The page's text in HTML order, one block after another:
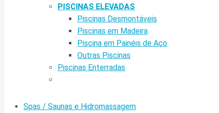
PISCINAS ELEVADAS
Piscinas Desmontáveis
Piscinas em Madeira
Piscina em Painéis de Aço
Outras Piscinas
Piscinas Enterradas
Spas / Saunas e Hidromassagem